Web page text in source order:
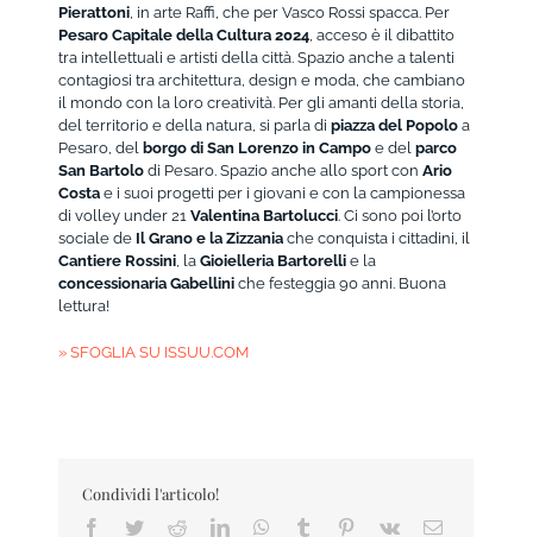
Pierattoni, in arte Raffi, che per Vasco Rossi spacca. Per
Pesaro Capitale della Cultura 2024, acceso è il dibattito
tra intellettuali e artisti della città. Spazio anche a talenti
contagiosi tra architettura, design e moda, che cambiano
il mondo con la loro creatività. Per gli amanti della storia,
del territorio e della natura, si parla dipiazza del Popolo a
Pesaro, del borgo di San Lorenzo in Campo e delparco
San Bartolo di Pesaro. Spazio anche allo sport conArio
Costa e i suoi progetti per i giovani e con la campionessa
di volley under 21Valentina Bartolucci. Ci sono poi l’orto
sociale de Il Grano e la Zizzania che conquista i cittadini, il
Cantiere Rossini, laGioielleria Bartorelli e la
concessionaria Gabellini che festeggia 90 anni. Buona
lettura!
» SFOGLIA SU ISSUU.COM
Condividi l'articolo!
Facebook
TwitterRedditLinkedInWhatsApp
Tumblr Pinterest
Vk Email